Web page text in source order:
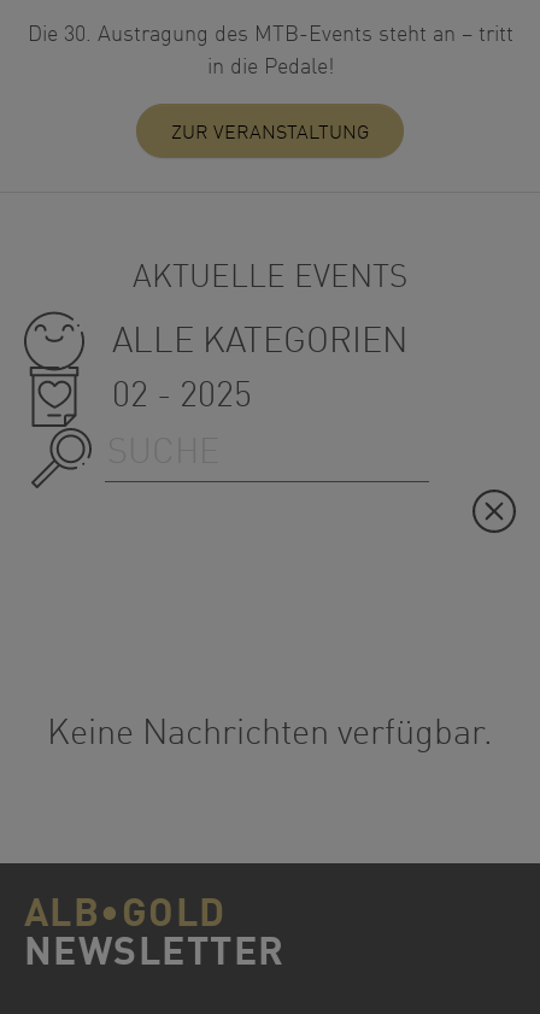
Die 30. Austragung des MTB-Events steht an – tritt
in die Pedale!
ZUR VERANSTALTUNG
AKTUELLE EVENTS
ALLE KATEGORIEN
02 - 2025
Suche starten
Keine Nachrichten verfügbar.
ALB•GOLD
NEWSLETTER